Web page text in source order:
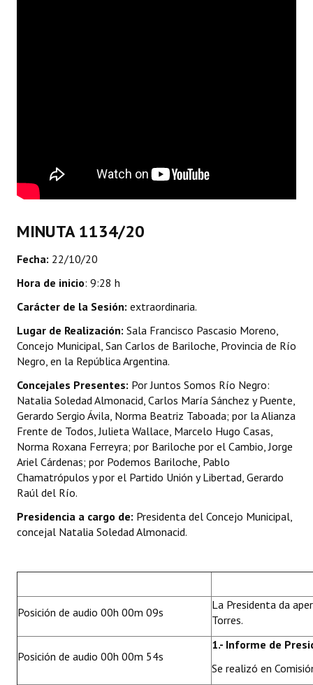
Ejecución Presupuestaria
Actas de Audiencias Públicas
NORMATIVA
Comunicaciones
Declaraciones
Resoluciones de Presidencia
Antiguos Pobladores
Noticias Destacadas
Registros y Distinciones
Datos Históricos
Premio al Mérito - Registro
Periodistas Decanos - Registro
Ciudadano Ilustre - Registro
MINUTA 1134/20
Fecha: 22/10/20
Hora de inicio: 9:28 h
Carácter de la Sesión: extraordinaria.
Lugar de Realización: Sala Francisco Pascasio Moreno,
Concejo Municipal, San Carlos de Bariloche, Provincia de Río
Negro, en la República Argentina.
Concejales Presentes: Por Juntos Somos Río Negro:
Natalia Soledad Almonacid, Carlos María Sánchez y Puente,
Gerardo Sergio Ávila, Norma Beatriz Taboada; por la Alianza
Frente de Todos, Julieta Wallace, Marcelo Hugo Casas,
Norma Roxana Ferreyra; por Bariloche por el Cambio, Jorge
Ariel Cárdenas; por Podemos Bariloche, Pablo
Chamatrópulos y por el Partido Unión y Libertad, Gerardo
Raúl del Río.
Presidencia a cargo de: Presidenta del Concejo Municipal,
concejal Natalia Soledad Almonacid.
Posición de audio 00h 00m 09s
La Presidenta da
Torres.
Posición de audio 00h 00m 54s
1.- Informe de
Se realizó en